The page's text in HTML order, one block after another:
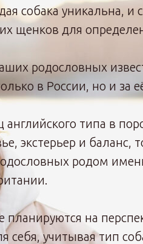
собака уникальна, и
щенков для
родословных
в России, но и за
английского типа в
экстерьер и баланс,
родом
планируются на
себя, учитывая тип